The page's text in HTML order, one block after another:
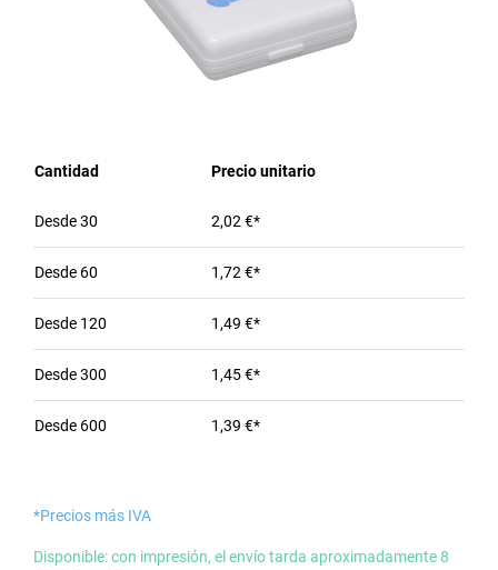
Cantidad Precio unitario
Desde30 2,02 €*
Desde 60 1,72 €*
Desde 120 1,49 €*
Desde300 1,45 €*
Desde 600 1,39 €*
*Precios más IVA
Disponible: con impresión, el envío tarda aproximadamente 8